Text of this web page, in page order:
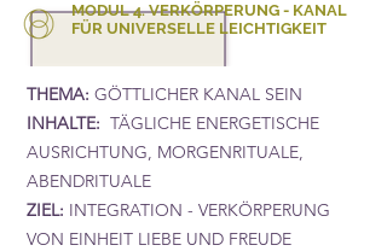
MODUL 4. VERKÖRPERUNG - KANAL
FÜR UNIVERSELLE LEICHTIGKEIT
THEMA: GÖTTLICHER KANAL SEIN
INHALTE: TÄGLICHE ENERGETISCHE
AUSRICHTUNG, MORGENRITUALE,
ABENDRITUALE
ZIEL: INTEGRATION - VERKÖRPERUNG
VON EINHEIT LIEBE UND FREUDE